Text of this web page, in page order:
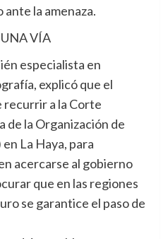
la amenaza.
VÍA
especialista en
explicó que el
recurrir a la Corte
de la Organización de
La Haya, para
acercarse al gobierno
que en las regiones
se garantice el paso de